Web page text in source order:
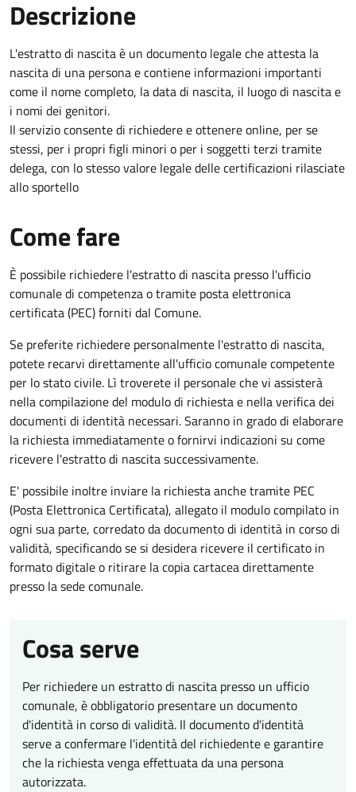
Descrizione
L'estratto di nascita è un documento legale che attesta la
nascita di una persona e contiene informazioni importanti
come il nome completo, la data di nascita, il luogo di nascita e
i nomi dei genitori.
Il servizio consente di richiedere e ottenere online, per se
stessi, per i propri figli minori o per i soggetti terzi tramite
delega, con lo stesso valore legale delle certificazioni rilasciate
allo sportello
Come fare
È possibile richiedere l'estratto di nascita presso l'ufficio
comunale di competenza o tramite posta elettronica
certificata (PEC) forniti dal Comune.
Se preferite richiedere personalmente l'estratto di nascita,
potete recarvi direttamente all'ufficio comunale competente
per lo stato civile. Lì troverete il personale che vi assisterà
nella compilazione del modulo di richiesta e nella verifica dei
documenti di identità necessari. Saranno in grado di elaborare
la richiesta immediatamente o fornirvi indicazioni su come
ricevere l'estratto di nascita successivamente.
E' possibile inoltre inviare la richiesta anche tramite PEC
(Posta Elettronica Certificata), allegato il modulo compilato in
ogni sua parte, corredato da documento di identità in corso di
validità, specificando se si desidera ricevere il certificato in
formato digitale o ritirare la copia cartacea direttamente
presso la sede comunale.
Cosa serve
Per richiedere un estratto di nascita presso un ufficio
comunale, è obbligatorio presentare un documento
d'identità in corso di validità. Il documento d'identità
serve a confermare l'identità del richiedente e garantire
che la richiesta venga effettuata da una persona
autorizzata.